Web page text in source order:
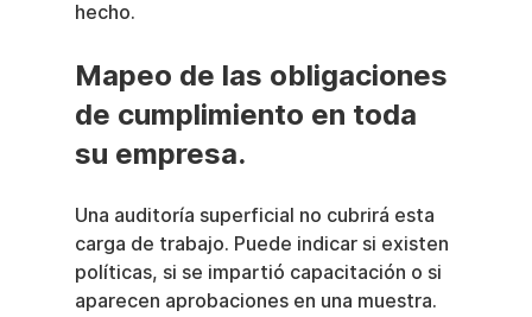
hecho.
Mapeo de las obligaciones
de cumplimiento en toda
su empresa.
Una auditoría superficial no cubrirá esta
carga de trabajo. Puede indicar si existen
políticas, si se impartió capacitación o si
aparecen aprobaciones en una muestra.